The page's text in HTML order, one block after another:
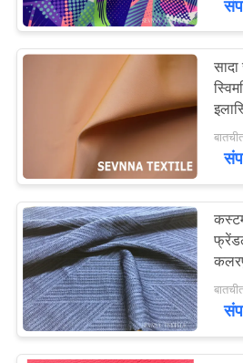
POLICY